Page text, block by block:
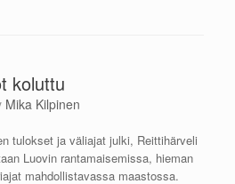
koluttu
Mika Kilpinen
tulokset ja väliajat julki, Reittihärveli
Luovin rantamaisemissa, hieman
mahdollistavassa maastossa.